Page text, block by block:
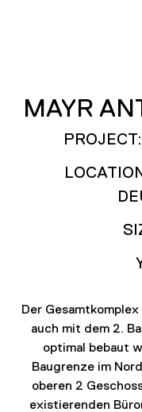
MAYR
Der
auch mit dem 2.
optimal bebaut
Baugrenze im
oberen 2
existierenden